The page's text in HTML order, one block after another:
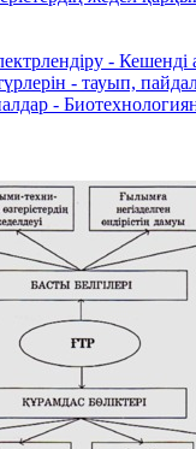
- Кешенді
- тауып,
-